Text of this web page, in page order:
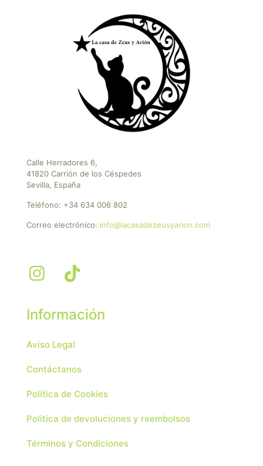
Calle Herradores 6,
41820 Carrión de los Céspedes
Sevilla, España
Teléfono: +34 634 006 802
Correo electrónico: info@lacasadezeusyarion.com
Información
Aviso Legal
Contáctanos
Política de Cookies
Política de devoluciones y reembolsos
Términos y Condiciones